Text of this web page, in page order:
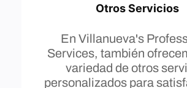
Otros Servicios
En Villanueva's
Services, también
variedad de otros
personalizados para